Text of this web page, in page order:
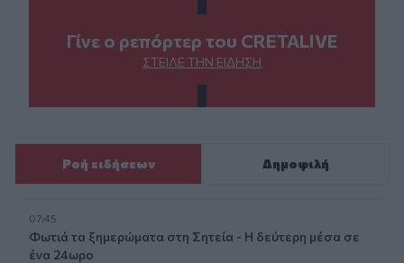
Γίνε ο ρεπόρτερ του CRETALIVE
ΣΤΕΊΛΕ ΤΗΝ ΕΊΔΗΣΗ
Ροή ειδήσεων Δημοφιλή
07:45
Φωτιά τα ξημερώματα στη Σητεία - Η δεύτερη μέσα σε
ένα 24ωρο